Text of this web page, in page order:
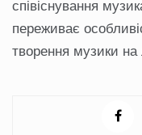
співіснування
переживає
творення музики на